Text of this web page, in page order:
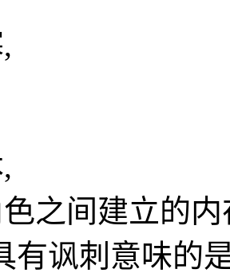
之间建立的
有讽刺意味的